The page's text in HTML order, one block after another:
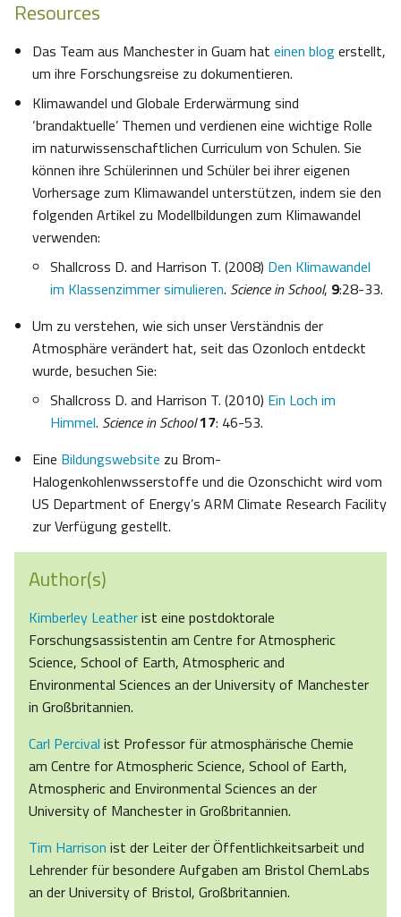
Resources
Das Team aus Manchester in Guam hat einen blogerstellt,
um ihre Forschungsreise zu dokumentieren.
Klimawandel und Globale Erderwärmung sind
‘brandaktuelle’ Themen und verdienen eine wichtige Rolle
im naturwissenschaftlichen Curriculum von Schulen. Sie
können ihre Schülerinnen und Schüler bei ihrer eigenen
Vorhersage zum Klimawandel unterstützen, indem sie den
folgenden Artikel zu Modellbildungen zum Klimawandel
verwenden:
Shallcross D. and Harrison T. (2008) Den Klimawandel
im Klassenzimmer simulieren. Science in School, 9:28-33.
Um zu verstehen, wie sich unser Verständnis der
Atmosphäre verändert hat, seit das Ozonloch entdeckt
wurde, besuchen Sie:
Shallcross D. and Harrison T. (2010) Ein Loch im
Himmel. Science in School17: 46-53.
Eine Bildungswebsite zu Brom-
Halogenkohlenwsserstoffe und die Ozonschicht wird vom
US Department of Energy’s ARM Climate Research Facility
zur Verfügung gestellt.
Author(s)
Kimberley Leatherist eine postdoktorale
Forschungsassistentin am Centre for Atmospheric
Science, School of Earth, Atmospheric and
Environmental Sciences an der University of Manchester
in Großbritannien.
Carl Percival ist Professor für atmosphärische Chemie
am Centre for Atmospheric Science, School of Earth,
Atmospheric and Environmental Sciences an der
University of Manchester in Großbritannien.
Tim Harrison ist der Leiter der Öffentlichkeitsarbeit und
Lehrender für besondere Aufgaben am Bristol ChemLabs
an der University of Bristol, Großbritannien.